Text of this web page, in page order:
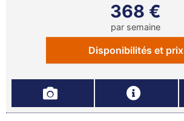
368 €
par semaine
Disponibilités et prix